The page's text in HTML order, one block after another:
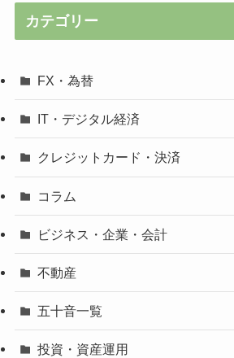
カテゴリー
FX・為替
IT・デジタル経済
クレジットカード・決済
コラム
ビジネス・企業・会計
不動産
五十音一覧
投資・資産運用